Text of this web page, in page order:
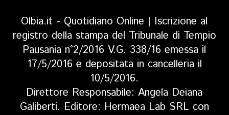
Olbia.it - Quotidiano Online | Iscrizione al
registro della stampa del Tribunale di Tempio
Pausania n°2/2016 V.G. 338/16 emessa il
17/5/2016 e depositata in cancelleria il
10/5/2016.
Direttore Responsabile: Angela Deiana
Galiberti. Editore: Hermaea Lab SRL con